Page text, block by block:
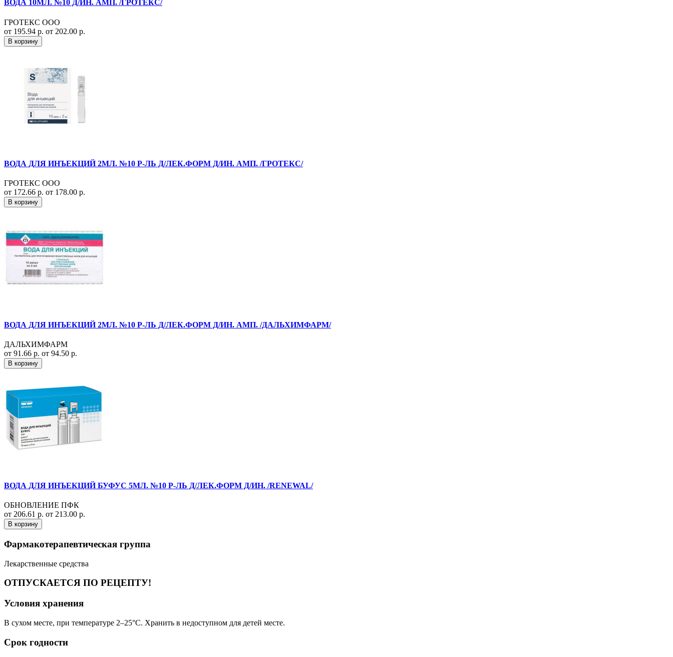
ВОДА 10МЛ. №10 Д/ИН. АМП. /ГРОТЕКС/
ГРОТЕКС ООО
от 195.94 р. от 202.00 р.
В корзину
ВОДА ДЛЯ ИНЪЕКЦИЙ 2МЛ. №10 Р-ЛЬ Д/ЛЕК.ФОРМ Д/ИН. АМП. /ГРОТЕКС/
ГРОТЕКС ООО
от 172.66 р. от 178.00 р.
В корзину
ВОДА ДЛЯ ИНЪЕКЦИЙ 2МЛ. №10 Р-ЛЬ Д/ЛЕК.ФОРМ Д/ИН. АМП. /ДАЛЬХИМФАРМ/
ДАЛЬХИМФАРМ
от 91.66 р. от 94.50 р.
В корзину
ВОДА ДЛЯ ИНЪЕКЦИЙ БУФУС 5МЛ. №10 Р-ЛЬ Д/ЛЕК.ФОРМ Д/ИН. /RENEWAL/
ОБНОВЛЕНИЕ ПФК
от 206.61 р. от 213.00 р.
В корзину
Фармакотерапевтическая группа
Лекарственные средства
ОТПУСКАЕТСЯ ПО РЕЦЕПТУ!
Условия хранения
В сухом месте, при температуре 2–25°C. Хранить в недоступном для детей месте.
Срок годности